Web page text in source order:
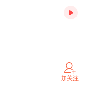
加关注